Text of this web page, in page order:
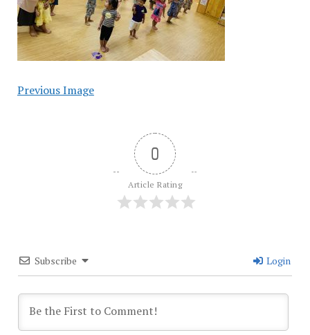
Previous Image
0
Article Rating
Subscribe Login